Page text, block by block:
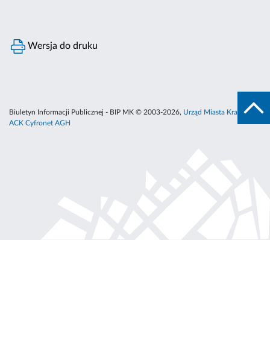
Wersja do druku
Biuletyn Informacji Publicznej - BIP MK © 2003-2026, Urząd Miasta Krakowa
ACK Cyfronet AGH